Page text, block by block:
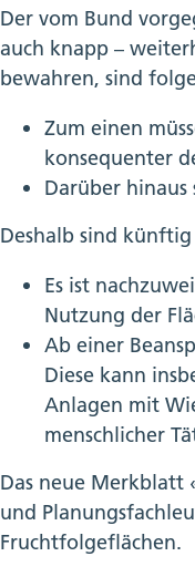
Der vom Bund
auch knapp –
bewahren, sind
Zum einen
konsequenter
Darüber hinaus
Deshalb sind
Es ist
Nutzung der
Ab einer
Diese kann
Anlagen mit
menschlicher
Das neue Merkblatt
und
Fruchtfolgeflächen.